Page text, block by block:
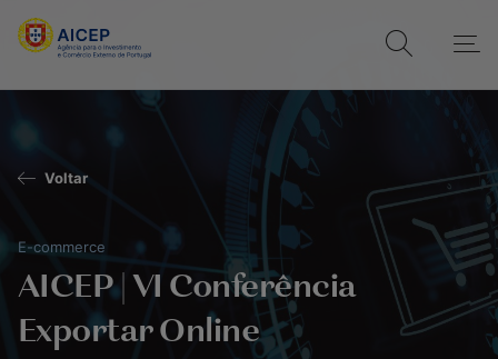
Voltar
E-commerce
AICEP | VI Conferência
Exportar Online